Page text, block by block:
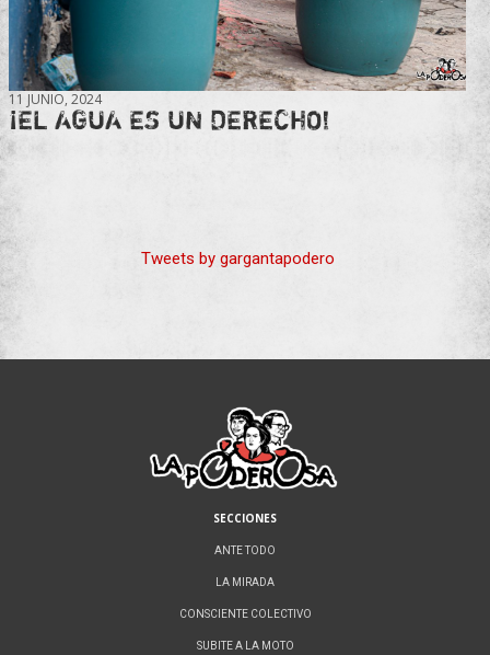
11 JUNIO, 2024
¡EL AGUA ES UN DERECHO!
Tweets by gargantapodero
SECCIONES
ANTE TODO
LA MIRADA
CONSCIENTE COLECTIVO
SUBITE A LA MOTO